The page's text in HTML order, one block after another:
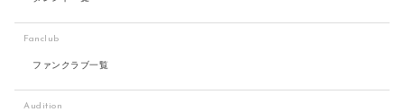
Fanclub
ファンクラブ一覧
Audition